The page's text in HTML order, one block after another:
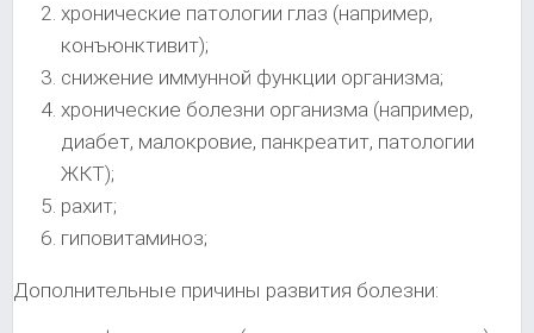
хронические патологии глаз (например,
конъюнктивит);
снижение иммунной функции организма;
хронические болезни организма (например,
диабет, малокровие, панкреатит, патологии
ЖКТ);
рахит;
гиповитаминоз;
Дополнительные причины развития болезни: